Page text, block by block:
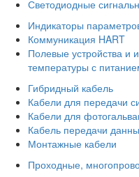
Светодиодные
Индикаторы
Коммуникация HART
Полевые устройства и
температуры с
Гибридный кабель
Кабели для передачи
Кабели для
Кабель передачи
Монтажные кабели
Проходные,